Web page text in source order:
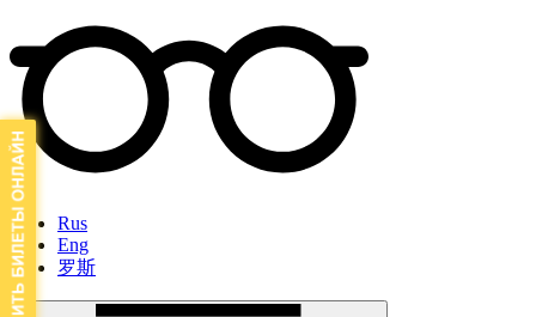
Rus
Eng
罗斯